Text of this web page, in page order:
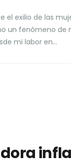
exilio de las
un fenómeno de
mi labor en…